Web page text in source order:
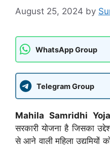
August 25, 2024 by
WhatsApp Group
Telegram Group
Mahila Samridhi
सरकारी योजना है जिसका
से आने वाली महिला उद्यमियों